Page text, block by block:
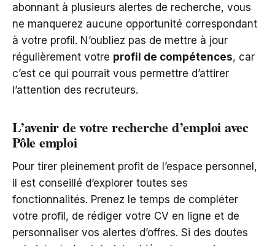
abonnant à plusieurs alertes de recherche, vous
ne manquerez aucune opportunité correspondant
à votre profil. N’oubliez pas de mettre à jour
régulièrement votre profil de compétences, car
c’est ce qui pourrait vous permettre d’attirer
l’attention des recruteurs.
L’avenir de votre recherche d’emploi avec
Pôle emploi
Pour tirer pleinement profit de l’espace personnel,
il est conseillé d’explorer toutes ses
fonctionnalités. Prenez le temps de compléter
votre profil, de rédiger votre CV en ligne et de
personnaliser vos alertes d’offres. Si des doutes